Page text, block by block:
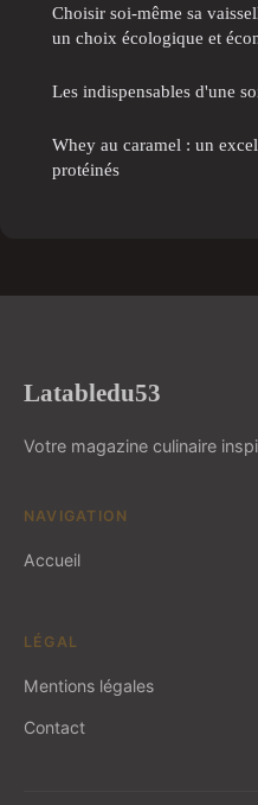
Choisir soi-même sa
un choix écologique et
Les indispensables d'une
Whey au caramel : un
protéinés
Latabledu53
Votre magazine culinaire
NAVIGATION
Accueil
LÉGAL
Mentions légales
Contact